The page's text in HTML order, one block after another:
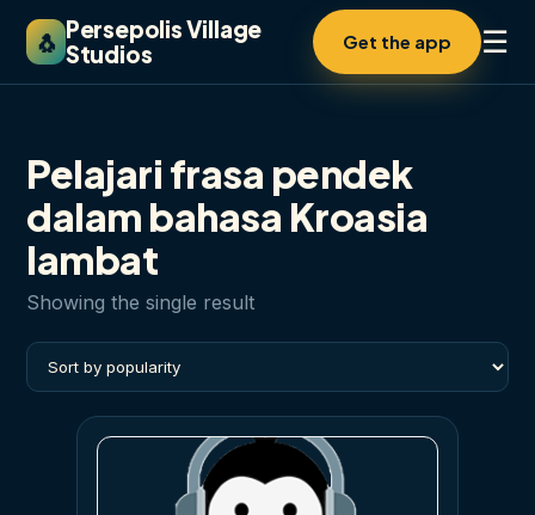
🐧 Persepolis Village
Studios
Get the app ☰
Pelajari frasa pendek
dalam bahasa Kroasia
lambat
Showing the single result